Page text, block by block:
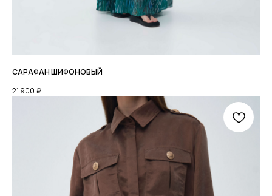
САРАФАН ШИФОНОВЫЙ
21 900 ₽